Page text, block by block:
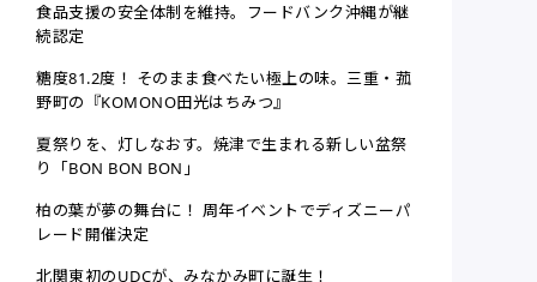
食品支援の安全体制を維持。フードバンク沖縄が継
続認定
糖度81.2度！ そのまま食べたい極上の味。三重・菰
野町の『KOMONO田光はちみつ』
夏祭りを、灯しなおす。焼津で生まれる新しい盆祭
り「BON BON BON」
柏の葉が夢の舞台に！ 周年イベントでディズニーパ
レード開催決定
北関東初のUDCが、みなかみ町に誕生！